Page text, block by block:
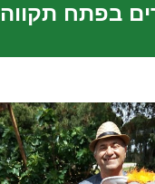
בפתח תקווה